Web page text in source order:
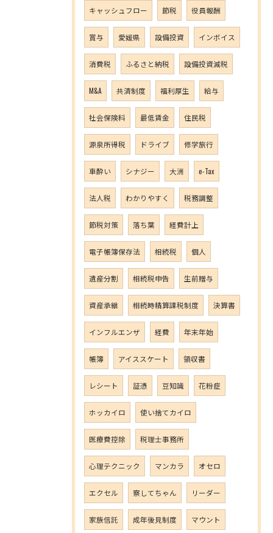
キャッシュフロー 節税 役員報酬
賞与 愛媛県 設備投資 インボイス
消費税 ふるさと納税 設備投資減税
M&A 共済制度 福利厚生 給与
社会保険料 最低賃金 住民税
源泉所得税 ドライブ 修学旅行
車酔い シナジー 大洲 e-Tax
法人税 わかりやすく 税務調整
節税対策 落ち葉 経費計上
電子帳簿保存法 相続税 個人
遺産分割 相続税申告 生前贈与
資産承継 相続時精算課税制度 決算書
インフルエンザ 経費 年末年始
帳簿 アイススケート 領収書
レシート 証憑 豆知識 花粉症
ホッカイロ 使い捨てカイロ
医療費控除 税理士事務所
心理テクニック マンカラ オセロ
エクセル 察してちゃん リーダー
家族信託 成年後見制度 マウント